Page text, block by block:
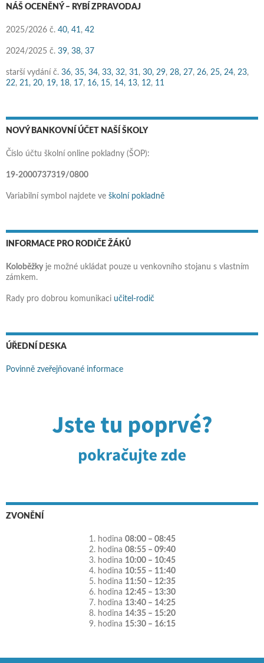
NÁŠ OCENĚNÝ – RYBÍ ZPRAVODAJ
2025/2026 č. 40, 41, 42
2024/2025 č. 39, 38, 37
starší vydání č. 36, 35, 34, 33, 32, 31, 30, 29, 28, 27, 26, 25, 24, 23,
22, 21, 20, 19, 18, 17, 16, 15, 14, 13, 12, 11
NOVÝ BANKOVNÍ ÚČET NAŠÍ ŠKOLY
Číslo účtu školní online pokladny (ŠOP):
19-2000737319/0800
Variabilní symbol najdete ve školní pokladně
INFORMACE PRO RODIČE ŽÁKŮ
Koloběžkyje možné ukládat pouze u venkovního stojanu s vlastním
zámkem.
Rady pro dobrou komunikaci učitel-rodič
ÚŘEDNÍ DESKA
Povinně zveřejňované informace
ZVONĚNÍ
1. hodina 08:00 – 08:45
2. hodina 08:55 – 09:40
3. hodina 10:00 – 10:45
4. hodina 10:55 – 11:40
5. hodina 11:50 – 12:35
6. hodina 12:45 – 13:30
7. hodina 13:40 – 14:25
8. hodina 14:35 – 15:20
9. hodina 15:30 – 16:15